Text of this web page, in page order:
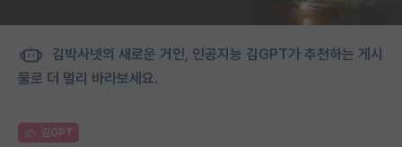
김박사넷의 새로운 거인, 인공지능 김GPT가 추천하는 게시
물로 더 멀리 바라보세요.
김GPT